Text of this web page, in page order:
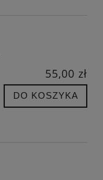
55,00 zł
DO KOSZYKA